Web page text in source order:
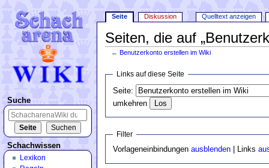
Seiten, die auf
←Benutzerkonto erstellen im Wiki
Links auf diese Seite
Seite:
umkehren
Filter
Vorlageneinbindungenausblenden | Links
Seite Diskussion Quelltext anzeigen
Suche
Schachwissen
Lexikon